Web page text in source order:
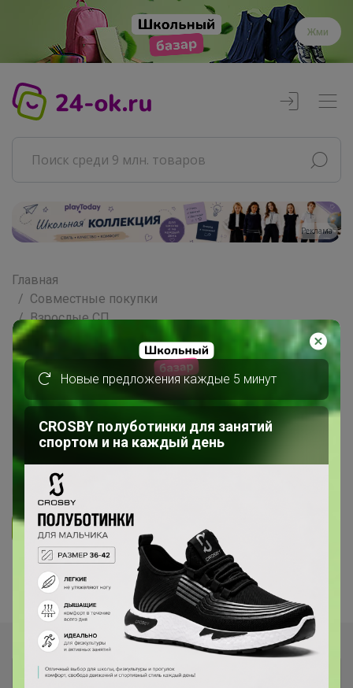
Жми
Реклама
Главная
Совместные покупки
Взрослые СП
Косметика, парфюмерия и всё для красоты
Крымский Травник. Лечебная
косметика с маклюрой,
Бишофитом и Крымскими
ингридиентами.
Ответить
1
Показаны записи1-10из12.
Новые предложения каждые 5 минут
CROSBY полуботинки для занятий
спортом и на каждый день